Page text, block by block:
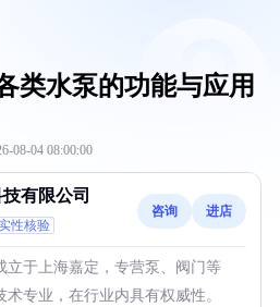
类水泵的功能与应用
08-04 08:00:00
有限公司
性核验
咨询 进店
立于上海嘉定，专营泵、阀门等
专业，在行业内具有权威性。